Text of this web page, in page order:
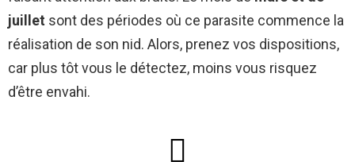
juillet sont des périodes où ce parasite commence la
réalisation de son nid. Alors, prenez vos dispositions,
car plus tôt vous le détectez, moins vous risquez
d’être envahi.